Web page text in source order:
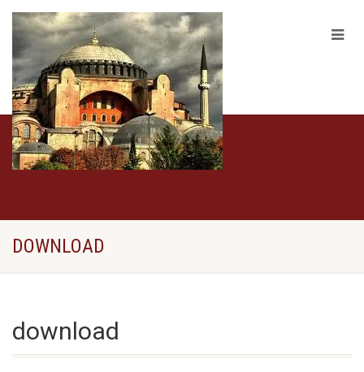
DOWNLOAD
download